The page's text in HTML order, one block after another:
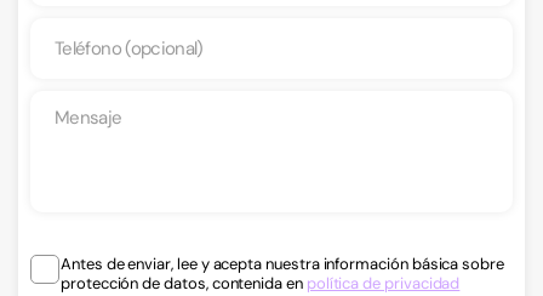
Antes de enviar, lee y acepta nuestra información básica sobre
protección de datos, contenida en política de privacidad